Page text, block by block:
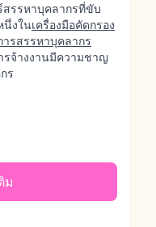
สรรหาบุคลากรที่ขับ
นึ่งในเครื่องมือคัดกรอง
รสรรหาบุคลากร
รจ้างงานมีความชาญ
ร
ม